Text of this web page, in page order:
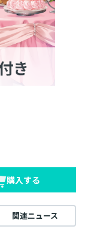
購入する
関連ニュース